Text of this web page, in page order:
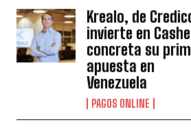
Krealo, de
invierte en
concreta su
apuesta en
Venezuela
PAGOS ONLINE